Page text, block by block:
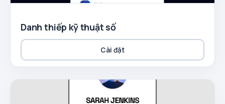
Danh thiếp kỹ thuật số
Cài đặt